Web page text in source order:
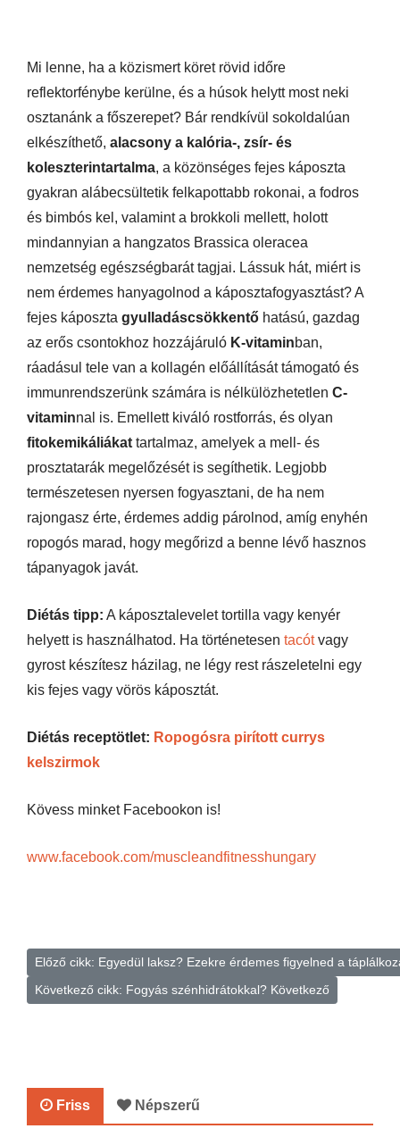
Mi lenne, ha a közismert köret rövid időre
reflektorfénybe kerülne, és a húsok helytt most neki
osztanánk a főszerepet? Bár rendkívül sokoldalúan
elkészíthető, alacsony a kalória-, zsír- és
koleszterintartalma, a közönséges fejes káposzta
gyakran alábecsültetik felkapottabb rokonai, a fodros
és bimbós kel, valamint a brokkoli mellett, holott
mindannyian a hangzatos Brassica oleracea
nemzetség egészségbarát tagjai. Lássuk hát, miért is
nem érdemes hanyagolnod a káposztafogyasztást? A
fejes káposzta gyulladáscsökkentő hatású, gazdag
az erős csontokhoz hozzájáruló K-vitaminban,
ráadásul tele van a kollagén előállítását támogató és
immunrendszerünk számára is nélkülözhetetlen C-
vitaminnal is. Emellett kiváló rostforrás, és olyan
fitokemikáliákat tartalmaz, amelyek a mell- és
prosztatarák megelőzését is segíthetik. Legjobb
természetesen nyersen fogyasztani, de ha nem
rajongasz érte, érdemes addig párolnod, amíg enyhén
ropogós marad, hogy megőrizd a benne lévő hasznos
tápanyagok javát.
Diétás tipp: A káposztalevelet tortilla vagy kenyér
helyett is használhatod. Ha történetesen tacótvagy
gyrost készítesz házilag, ne légy rest rászeletelni egy
kis fejes vagy vörös káposztát.
Diétás receptötlet: Ropogósra pirított currys
kelszirmok
Kövess minket Facebookon is!
www.facebook.com/muscleandfitnesshungary
Előző cikk: Egyedül laksz? Ezekre érdemes figyelned a
Következő cikk: Fogyás szénhidrátokkal? Következő
Friss Népszerű